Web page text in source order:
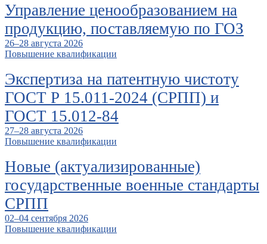
Управление ценообразованием на
продукцию, поставляемую по ГОЗ
26–28 августа 2026
Повышение квалификации
Экспертиза на патентную чистоту
ГОСТ Р 15.011-2024 (СРПП) и
ГОСТ 15.012-84
27–28 августа 2026
Повышение квалификации
Новые (актуализированные)
государственные военные стандарты
СРПП
02–04 сентября 2026
Повышение квалификации